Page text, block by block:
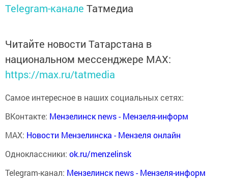
Telegram-канале Татмедиа
Читайте новости Татарстана в
национальном мессенджере MАХ:
https://max.ru/tatmedia
Самое интересное в наших социальных сетях:
ВКонтакте: Мензелинск news - Мензеля-информ
MAX: Новости Мензелинска - Мензеля онлайн
Одноклассники: ok.ru/menzelinsk
Telegram-канал: Мензелинск news - Мензеля-информ